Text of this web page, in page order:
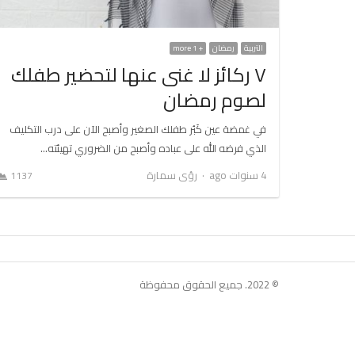
التربية رمضان + 1 more
٧ ركائز لا غنى عنها لتحضير طفلك
لصوم رمضان
في غمضة عين كَبُر طفلك الصغير وأصبح الآن على درب التكليف
الذي فرضه الله على عباده وأصبح من الضروري تهيئته…
4 سنوات ago
Author
رؤى سمارة 1137
© 2022. جميع الحقوق محفوظة